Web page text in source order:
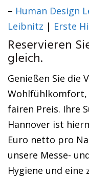
– Human Design
Leibnitz | Erste
Reservieren
gleich.
Genießen Sie die
Wohlfühlkomfort,
fairen Preis. Ihre
Hannover ist
Euro netto pro
unsere Messe-
Hygiene und eine